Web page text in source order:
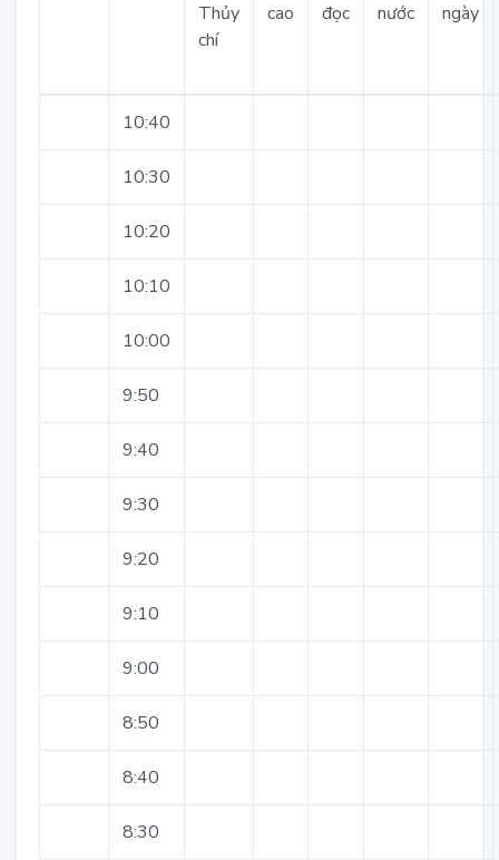
Thủy
chí
cao
đọc
nước
ngày
10:40
10:30
10:20
10:10
10:00
9:50
9:40
9:30
9:20
9:10
9:00
8:50
8:40
8:30